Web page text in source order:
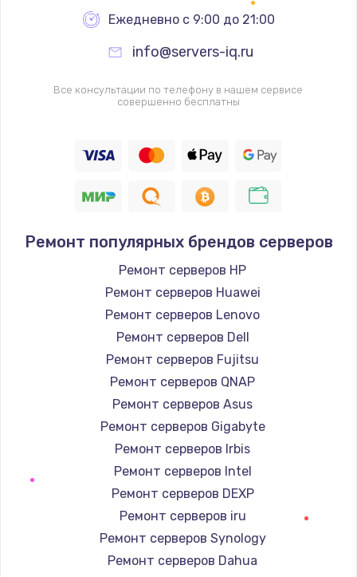
Замена термопредохранителя
700 руб.
Заказать
Замена шнура
Заказать
Замена / ремонт электронного модуля
управления
Заказать
Замена конфорки
Заказать
Замена платы сенсора
Заказать
Ежедневно с 9:00 до 21:00
info@servers-iq.ru
Все консультации по телефону в нашем сервисе
совершенно бесплатны
Ремонт популярных брендов серверов
Ремонт серверов HP
Ремонт серверов Huawei
Ремонт серверов Lenovo
Ремонт серверов Dell
Ремонт серверов Fujitsu
Ремонт серверов QNAP
Ремонт серверов Asus
Ремонт серверов Gigabyte
Ремонт серверов Irbis
Ремонт серверов Intel
Ремонт серверов DEXP
Ремонт серверов iru
Ремонт серверов Synology
Ремонт серверов Dahua